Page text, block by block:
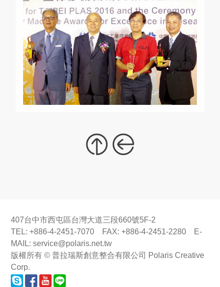
407台中市西屯區台灣大道三段660號5F-2
TEL: +886-4-2451-7070 FAX: +886-4-2451-2280 E-
MAIL:service@polaris.net.tw
版權所有 © 普拉瑞斯創意整合有限公司 Polaris Creative
Corp.